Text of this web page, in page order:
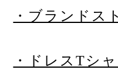
・ブランドス
・ドレスTシ